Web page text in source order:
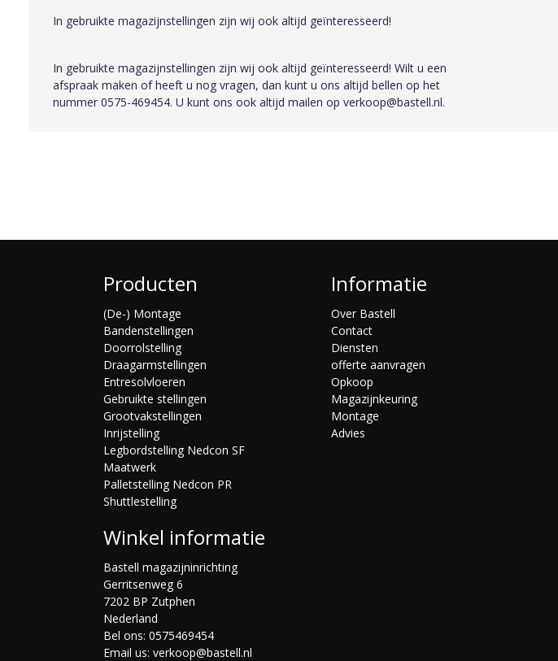
In gebruikte magazijnstellingen zijn wij ook altijd geïnteresseerd!
In gebruikte magazijnstellingen zijn wij ook altijd geïnteresseerd! Wilt u een
afspraak maken of heeft u nog vragen, dan kunt u ons altijd bellen op het
nummer 0575-469454. U kunt ons ook altijd mailen op verkoop@bastell.nl.
Producten
(De-) Montage
Bandenstellingen
Doorrolstelling
Draagarmstellingen
Entresolvloeren
Gebruikte stellingen
Grootvakstellingen
Inrijstelling
Legbordstelling Nedcon SF
Maatwerk
Palletstelling Nedcon PR
Shuttlestelling
Informatie
Over Bastell
Contact
Diensten
offerte aanvragen
Opkoop
Magazijnkeuring
Montage
Advies
Winkel informatie
Bastell magazijninrichting
Gerritsenweg 6
7202 BP Zutphen
Nederland
Bel ons: 0575469454
Email us: verkoop@bastell.nl